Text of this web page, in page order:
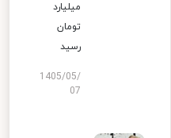
میلیارد
تومان
رسید
1405/05/
07